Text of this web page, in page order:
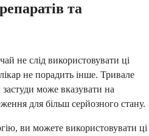
та
не слід використовувати ці
не порадить інше. Тривале
може вказувати на
для більш серйозного стану.
ви можете використовувати ці